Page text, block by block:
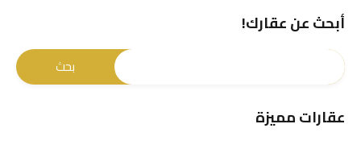
أبحث عن عقارك!
عقارات مميزة